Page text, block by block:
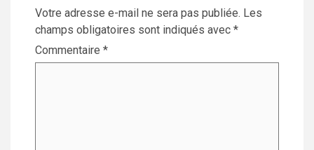
Votre adresse e-mail ne sera pas publiée. Les
champs obligatoires sont indiqués avec *
Commentaire *